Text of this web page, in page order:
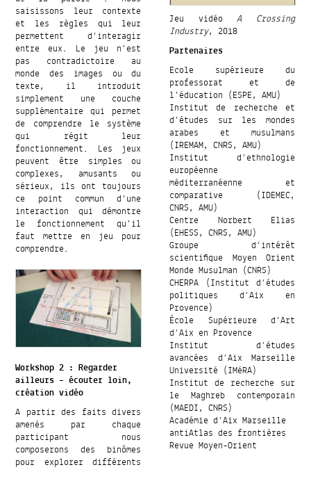
saisissons leur contexte
et les règles qui leur
permettent d’interagir
entre eux. Le jeu n’est
pas contradictoire au
monde des images ou du
texte, il introduit
simplement une couche
supplémentaire qui permet
de comprendre le système
qui régit leur
fonctionnement. Les jeux
peuvent être simples ou
complexes, amusants ou
sérieux, ils ont toujours
ce point commun d’une
interaction qui démontre
le fonctionnement qu’il
faut mettre en jeu pour
comprendre.
Workshop 2 : Regarder
ailleurs – écouter loin,
création vidéo
A partir des faits divers
amenés par chaque
participant nous
composerons des binômes
pour explorer différents
Jeu vidéo A Crossing
Industry, 2018
Partenaires
Ecole supérieure du
professorat et de
l’éducation (ESPE, AMU)
Institut de recherche et
d’études sur les mondes
arabes et musulmans
(IREMAM, CNRS, AMU)
Institut d’ethnologie
européenne
méditerranéenne et
comparative (IDEMEC,
CNRS, AMU)
Centre Norbert Elias
(EHESS, CNRS, AMU)
Groupe d’intérêt
scientifique Moyen Orient
Monde Musulman (CNRS)
CHERPA (Institut d’études
politiques d’Aix en
Provence)
École Supérieure d’Art
d’Aix en Provence
Institut d’études
avancées d’Aix Marseille
Université (IMéRA)
Institut de recherche sur
le Maghreb contemporain
(MAEDI, CNRS)
Académie d’Aix Marseille
antiAtlas des frontières
Revue Moyen-Orient